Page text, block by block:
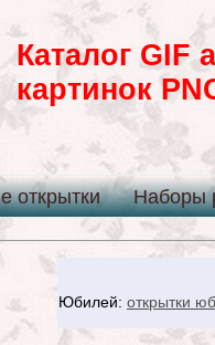
Каталог GIF
картинок
открытки Наборы
Юбилей: открытки